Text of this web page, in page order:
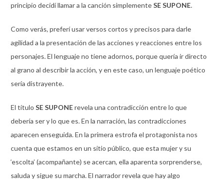
principio decidí llamar a la canción simplementeSE SUPONE.
Como verás, preferí usar versos cortos y precisos para darle
agilidad a la presentación de las acciones y reacciones entre los
personajes. El lenguaje no tiene adornos, porque quería ir directo
al grano al describir la acción, y en este caso, un lenguaje poético
sería distrayente.
El título SE SUPONErevela una contradicción entre lo que
debería ser y lo que es. En la narración, las contradicciones
aparecen enseguida. En la primera estrofa el protagonista nos
cuenta que estamos en un sitio público, que esta mujer y su
‘escolta’ (acompañante) se acercan, ella aparenta sorprenderse,
saluda y sigue su marcha. El narrador revela que hay algo